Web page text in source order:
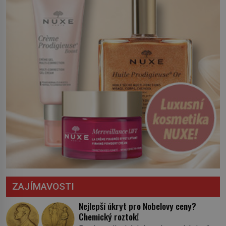
ZAJÍMAVOSTI
Nejlepší úkryt pro Nobelovy ceny?
Chemický roztok!